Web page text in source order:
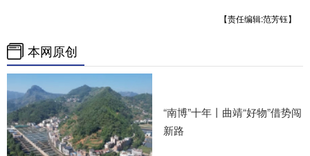
【责任编辑:范芳钰】
本网原创
“南博”十年丨曲靖“好物”借势闯
新路